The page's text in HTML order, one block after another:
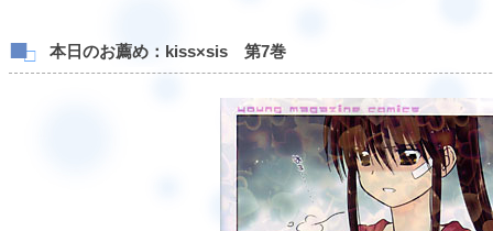
本日のお薦め：kiss×sis 第7巻